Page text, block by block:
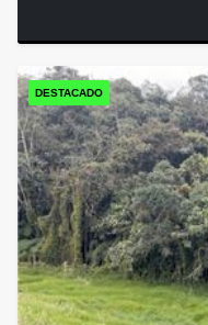
DESTACADO